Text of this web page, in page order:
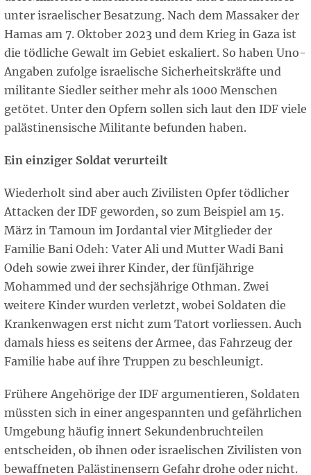
unter israelischer Besatzung. Nach dem Massaker der
Hamas am 7. Oktober 2023 und dem Krieg in Gaza ist
die tödliche Gewalt im Gebiet eskaliert. So haben Uno-
Angaben zufolge israelische Sicherheitskräfte und
militante Siedler seither mehr als 1000 Menschen
getötet. Unter den Opfern sollen sich laut den IDF viele
palästinensische Militante befunden haben.
Ein einziger Soldat verurteilt
Wiederholt sind aber auch Zivilisten Opfer tödlicher
Attacken der IDF geworden, so zum Beispiel am 15.
März in Tamoun im Jordantal vier Mitglieder der
Familie Bani Odeh: Vater Ali und Mutter Wadi Bani
Odeh sowie zwei ihrer Kinder, der fünfjährige
Mohammed und der sechsjährige Othman. Zwei
weitere Kinder wurden verletzt, wobei Soldaten die
Krankenwagen erst nicht zum Tatort vorliessen. Auch
damals hiess es seitens der Armee, das Fahrzeug der
Familie habe auf ihre Truppen zu beschleunigt.
Frühere Angehörige der IDF argumentieren, Soldaten
müssten sich in einer angespannten und gefährlichen
Umgebung häufig innert Sekundenbruchteilen
entscheiden, ob ihnen oder israelischen Zivilisten von
bewaffneten Palästinensern Gefahr drohe oder nicht.